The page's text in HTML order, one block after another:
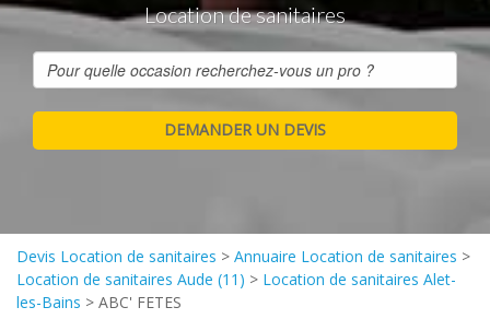
Location de sanitaires
Devis Location de sanitaires > Annuaire Location de sanitaires >
Location de sanitaires Aude (11) > Location de sanitaires Alet-
les-Bains > ABC' FETES